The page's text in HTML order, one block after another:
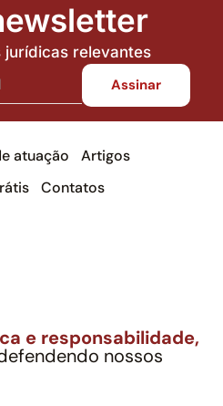
jurídicas relevantes
atuação
Artigos
Contatos
e responsabilidade,
nossos